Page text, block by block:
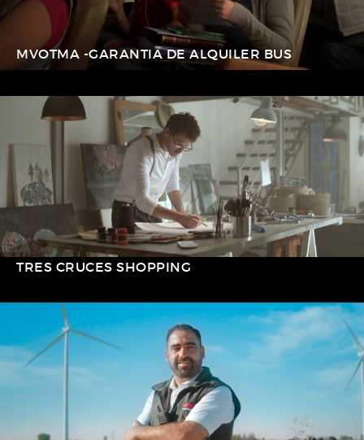
MVOTMA -GARANTIA DE ALQUILER BUS
TRES CRUCES SHOPPING